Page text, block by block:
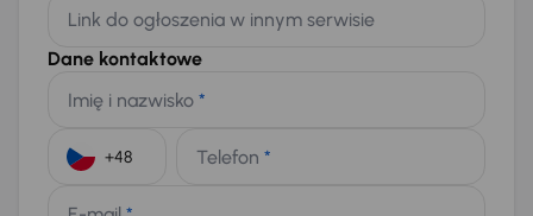
Link do ogłoszenia w innym serwisie
Dane kontaktowe
Imię i nazwisko *
Telefon *